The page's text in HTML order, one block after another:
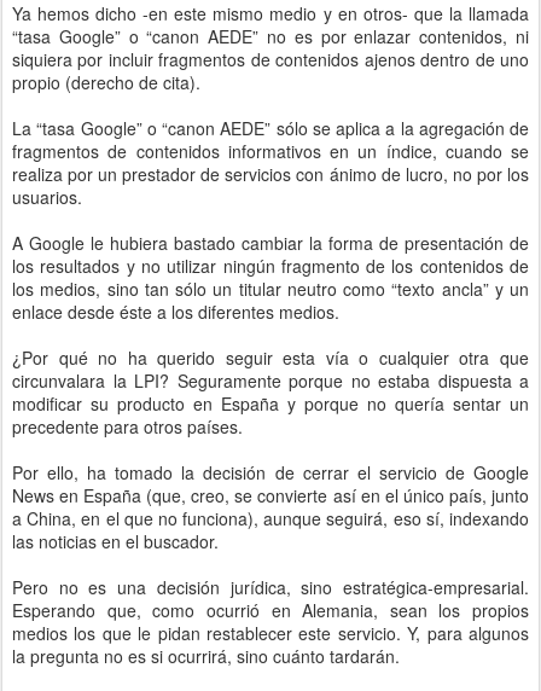
Ya hemos dicho -en este mismo medio y en otros- que la llamada
“tasa Google” o “canon AEDE” no es por enlazar contenidos, ni
siquiera por incluir fragmentos de contenidos ajenos dentro de uno
propio (derecho de cita).
La “tasa Google” o “canon AEDE” sólo se aplica a la agregación de
fragmentos de contenidos informativos en un índice, cuando se
realiza por un prestador de servicios con ánimo de lucro, no por los
usuarios.
A Google le hubiera bastado cambiar la forma de presentación de
los resultados y no utilizar ningún fragmento de los contenidos de
los medios, sino tan sólo un titular neutro como “texto ancla” y un
enlace desde éste a los diferentes medios.
¿Por qué no ha querido seguir esta vía o cualquier otra que
circunvalara la LPI? Seguramente porque no estaba dispuesta a
modificar su producto en España y porque no quería sentar un
precedente para otros países.
Por ello, ha tomado la decisión de cerrar el servicio de Google
News en España (que, creo, se convierte así en el único país, junto
a China, en el que no funciona), aunque seguirá, eso sí, indexando
las noticias en el buscador.
Pero no es una decisión jurídica, sino estratégica-empresarial.
Esperando que, como ocurrió en Alemania, sean los propios
medios los que le pidan restablecer este servicio. Y, para algunos
la pregunta no es si ocurrirá, sino cuánto tardarán.